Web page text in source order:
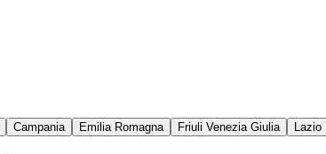
Campania Emilia Romagna Friuli Venezia Giulia Lazio